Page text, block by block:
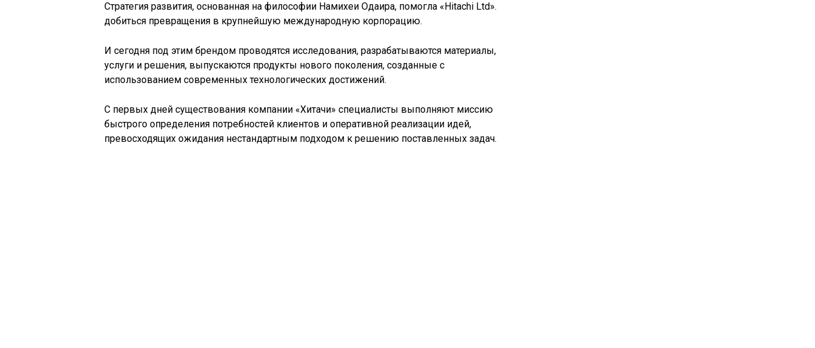
Стратегия развития, основанная на философии Намихеи Одаира, помогла «Hitachi Ltd».
добиться превращения в крупнейшую международную корпорацию.
И сегодня под этим брендом проводятся исследования, разрабатываются материалы,
услуги и решения, выпускаются продукты нового поколения, созданные с
использованием современных технологических достижений.
С первых дней существования компании «Хитачи» специалисты выполняют миссию
быстрого определения потребностей клиентов и оперативной реализации идей,
превосходящих ожидания нестандартным подходом к решению поставленных задач.